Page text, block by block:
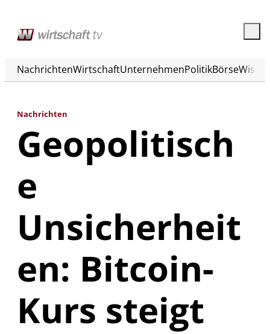
NachrichtenWirtschaftUnternehmenPolitikBörse
Nachrichten
Geopolitisch
e
Unsicherheit
en: Bitcoin-
Kurs steigt